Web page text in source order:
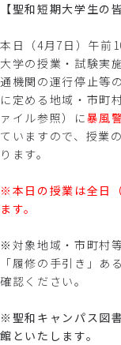
【聖和短期大学生の
本日（4月7日）午前
大学の授業・試験実
通機関の運行停止等
に定める地域・市町
ァイル参照）に暴風
ていますので、授業
ります。
※本日の授業は全日
ます。
※対象地域・市町村
「履修の手引き」あ
確認ください。
※聖和キャンパス図
館といたします。